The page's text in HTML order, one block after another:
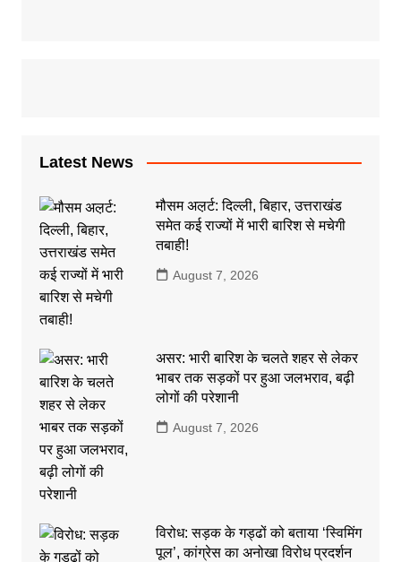
Latest News
मौसम अल़र्ट: दिल्ली, बिहार, उत्तराखंड
समेत कई राज्यों में भारी बारिश से मचेगी
तबाही!
August 7, 2026
असर: भारी बारिश के चलते शहर से लेकर
भाबर तक सड़कों पर हुआ जलभराव, बढ़ी
लोगों की परेशानी
August 7, 2026
विरोध: सड़क के गड्ढों को बताया ‘स्विमिंग
पूल’, कांग्रेस का अनोखा विरोध प्रदर्शन